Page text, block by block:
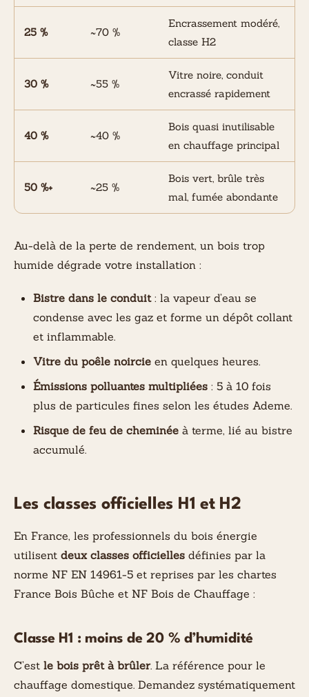
25 % ~70 %
Encrassement modéré,
classe H2
30 % ~55 %
Vitre noire, conduit
encrassé rapidement
40 % ~40 %
Bois quasi inutilisable
en chauffage principal
50 %+ ~25 %
Bois vert, brûle très
mal, fumée abondante
Au-delà de la perte de rendement, un bois trop
humide dégrade votre installation :
Bistre dans le conduit: la vapeur d’eau se
condense avec les gaz et forme un dépôt collant
et inflammable.
Vitre du poêle noircie en quelques heures.
Émissions polluantes multipliées : 5 à 10 fois
plus de particules fines selon les études Ademe.
Risque de feu de cheminée à terme, lié au bistre
accumulé.
Les classes officielles H1 et H2
En France, les professionnels du bois énergie
utilisent deux classes officielles définies par la
norme NF EN 14961-5 et reprises par les chartes
France Bois Bûche et NF Bois de Chauffage :
Classe H1 : moins de 20 % d’humidité
C’est le bois prêt à brûler. La référence pour le
chauffage domestique. Demandez systématiquement